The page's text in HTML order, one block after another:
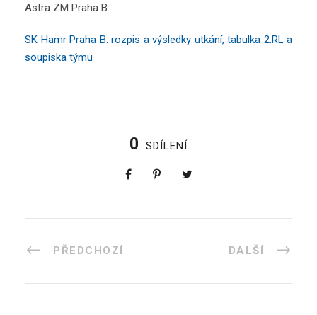
Astra ZM Praha B.
SK Hamr Praha B: rozpis a výsledky utkání, tabulka 2.RL a
soupiska týmu
0 SDÍLENÍ
PŘEDCHOZÍ DALŠÍ